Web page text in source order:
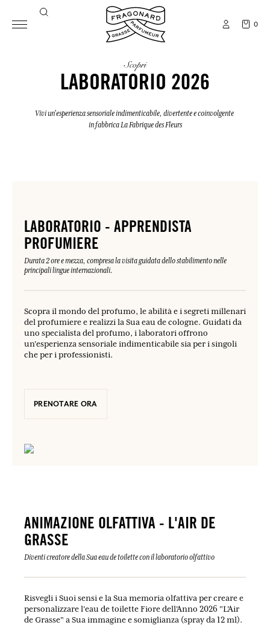
0
Scopri
LABORATORIO 2026
Vivi un'esperienza sensoriale indimenticabile, divertente e coinvolgente
in fabbrica La Fabrique des Fleurs
LABORATORIO - APPRENDISTA
PROFUMIERE
Durata 2 ore e mezza, compresa la visita guidata dello stabilimento nelle
principali lingue internazionali.
Scopra il mondo del profumo, le abilità e i segreti millenari
del profumiere e realizzi la Sua eau de cologne. Guidati da
uno specialista del profumo, i laboratori offrono
un'esperienza sensoriale indimenticabile sia per i singoli
che per i professionisti.
PRENOTARE ORA
ANIMAZIONE OLFATTIVA - L'AIR DE
GRASSE
Diventi creatore della Sua eau de toilette con il laboratorio olfattivo
Risvegli i Suoi sensi e la Sua memoria olfattiva per creare e
personalizzare l'eau de toilette Fiore dell'Anno 2026 "L'Air
de Grasse" a Sua immagine e somiglianza (spray da 12 ml).